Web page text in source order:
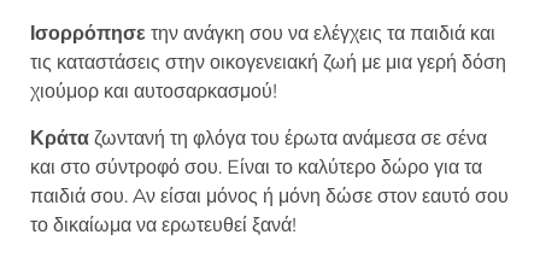
Ισορρόπησε την ανάγκη σου να ελέγχεις τα παιδιά και
τις καταστάσεις στην οικογενειακή ζωή με μια γερή δόση
χιούμορ και αυτοσαρκασμού!
Κράτα ζωντανή τη φλόγα του έρωτα ανάμεσα σε σένα
και στο σύντροφό σου. Eίναι το καλύτερο δώρο για τα
παιδιά σου. Aν είσαι μόνος ή μόνη δώσε στον εαυτό σου
το δικαίωμα να ερωτευθεί ξανά!